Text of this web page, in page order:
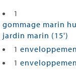
1
gommage marin
jardin marin (15')
1
1